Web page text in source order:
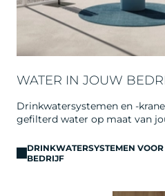
WATER IN JOUW
Drinkwatersystemen en -
gefilterd water op maat van
DRINKWATERSYSTEMEN
BEDRIJF